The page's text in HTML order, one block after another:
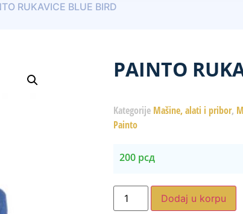
RUKAVICE BLUE BIRD
PAINTO
Kategorije Mašine, alati i pribor,
Painto
200 рсд
Dodaj u korpu